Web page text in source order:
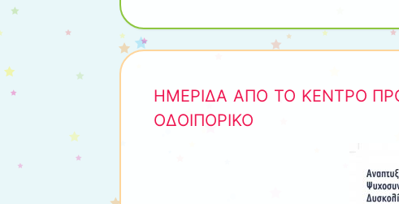
ΗΜΕΡΙΔΑ ΑΠΟ ΤΟ ΚΕΝΤΡΟ
ΟΔΟΙΠΟΡΙΚΟ